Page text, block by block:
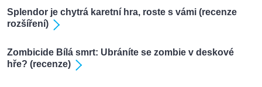
Splendor je chytrá karetní hra, roste s vámi (recenze
rozšíření)
Zombicide Bílá smrt: Ubráníte se zombie v deskové
hře? (recenze)